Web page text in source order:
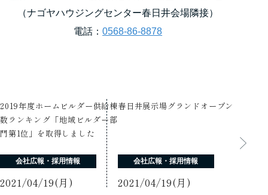
（ナゴヤハウジングセンター春日井会場隣接）
電話：0568-86-8878
2019年度ホームビルダー供給棟
数ランキング「地域ビルダー部
門第1位」を取得しました
会社広報・採用情報
2021/04/19(月)
春日井展示場グランドオープン
会社広報・採用情報
2021/04/19(月)